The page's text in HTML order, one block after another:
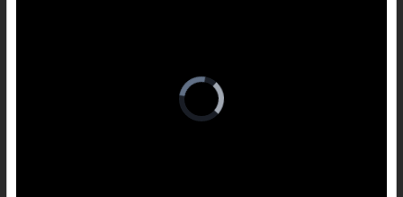
Video
Player
is
loading.